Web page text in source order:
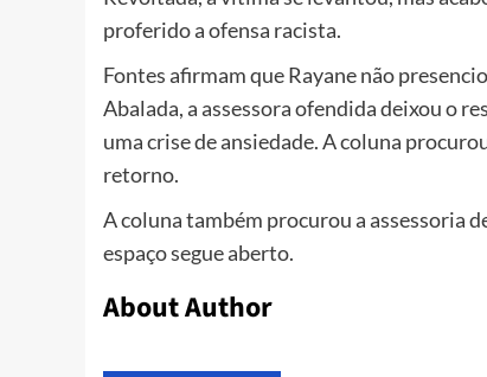
proferido a ofensa racista.
Fontes afirmam que Rayane não
Abalada, a assessora ofendida deixou o
uma crise de ansiedade. A coluna
retorno.
A coluna também procurou a assessoria
espaço segue aberto.
About Author